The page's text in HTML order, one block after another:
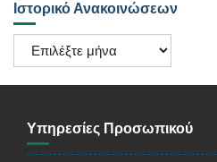
Ιστορικό Ανακοινώσεων
Ιστορικό
Ανακοινώσεων
Υπηρεσίες Προσωπικού